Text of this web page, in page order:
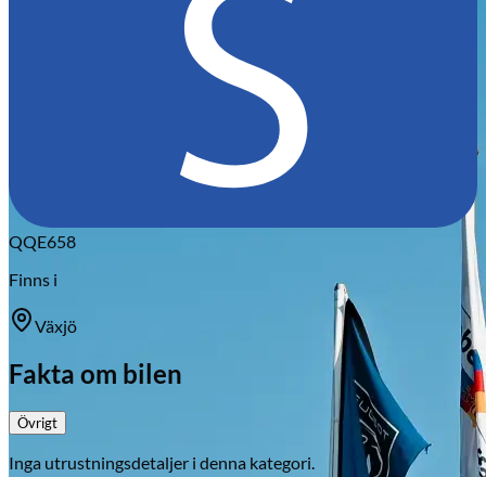
QQE658
Finns i
Växjö
Fakta om bilen
Övrigt
Inga utrustningsdetaljer i denna kategori.